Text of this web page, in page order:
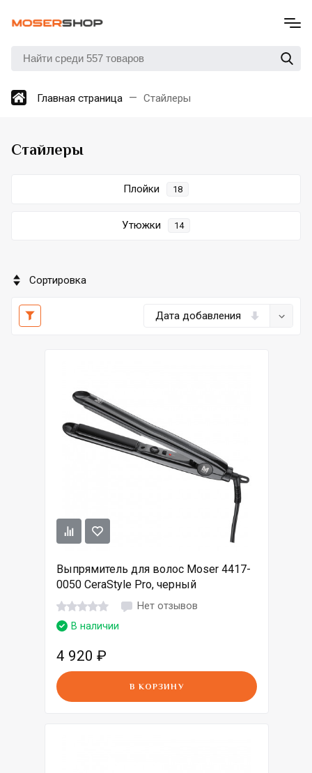
Главная страница Стайлеры
Стайлеры
Плойки 18
Утюжки 14
Сортировка
Дата добавления
Выпрямитель для волос Moser 4417-
0050 CeraStyle Pro, черный
Нет отзывов
В наличии
4 920 ₽
В КОРЗИНУ